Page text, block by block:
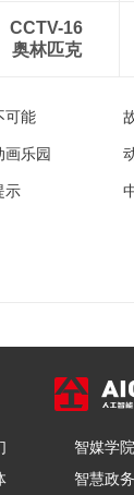
CCTV-16
奥林匹克
可能
画乐园
示
智媒学院
智慧政务